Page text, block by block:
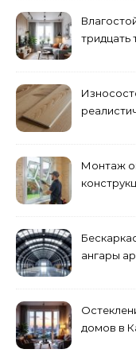
тридцать
Монтаж
ангары
домов в